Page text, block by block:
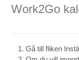
Work2Go
Gå till fliken